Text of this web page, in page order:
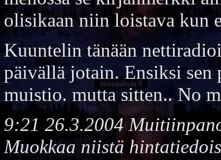
olisikaan niin loistava kun
Kuuntelin tänään
päivällä jotain. Ensiksi
muistio. mutta sitten.. No
9:21 26.3.2004
Muokkaa niistä